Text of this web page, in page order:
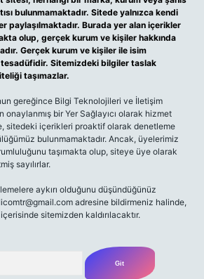
bulunmamaktadır. Sitede yalnızca kendi
paylaşılmaktadır. Burada yer alan içerikler
olup, gerçek kurum ve kişiler hakkında
Gerçek kurum ve kişiler ile isim
Sitemizdeki bilgiler taslak
taşımazlar.
gereğince Bilgi Teknolojileri ve İletişim
onaylanmış bir Yer Sağlayıcı olarak hizmet
sitedeki içerikleri proaktif olarak denetleme
bulunmamaktadır. Ancak, üyelerimiz
taşımakta olup, siteye üye olarak
sayılırlar.
aykırı olduğunu düşündüğünüz
adresine bildirmeniz halinde,
sitemizden kaldırılacaktır.